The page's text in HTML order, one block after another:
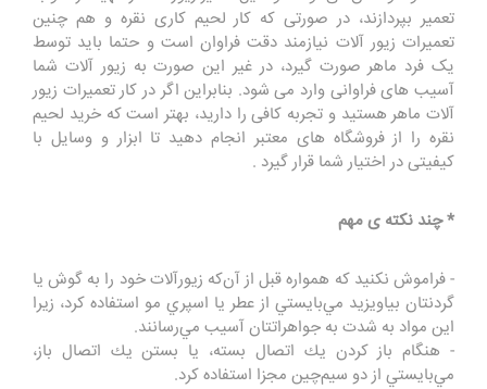
تعمیر بپردازند، در صورتی که کار لحیم کاری نقره و هم چنین
تعمیرات زیور آلات نیازمند دقت فراوان است و حتما باید توسط
یک فرد ماهر صورت گیرد، در غیر این صورت به زیور آلات شما
آسیب های فراوانی وارد می شود. بنابراین اگر در کار تعمیرات زیور
آلات ماهر هستید و تجربه کافی را دارید، بهتر است که خرید لحیم
نقره را از فروشگاه های معتبر انجام دهید تا ابزار و وسایل با
کیفیتی در اختیار شما قرار گیرد .
* چند نکته ی مهم
- فراموش نکنید كه همواره قبل از آن‌كه زيورآلات خود را به گوش يا
گردنتان بياويزيد مي‌بايستي از عطر يا اسپري مو استفاده كرد، زيرا
اين مواد به شدت به جواهراتتان آسيب مي‌رسانند.
- هنگام باز كردن يك اتصال بسته، يا بستن يك اتصال باز،
مي‌بايستي از دو سيم‌چين مجزا استفاده كرد.